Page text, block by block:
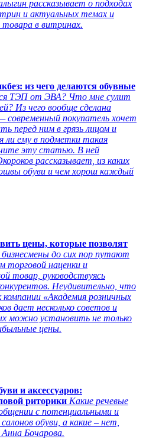
рассказывает о подходах
и актуальных темах и
в витринах.
из чего делаются обувные
ТЭП от ЭВА? Что мне сулит
Из чего вообще сделана
покупатель хочет
перед ним в грязь лицом и
ли ему в подметки такая
эту статью. В ней
рассказывает, из каких
обуви и чем хорош каждый
цены, которые позволят
до сих пор путают
торговой наценки и
товар, руководствуясь
Неудивительно, что
«Академия розничных
дает несколько советов и
можно установить не только
цены.
и аксессуаров:
риторики Какие речевые
с потенциальными и
обуви, а какие – нет,
Бочарова.